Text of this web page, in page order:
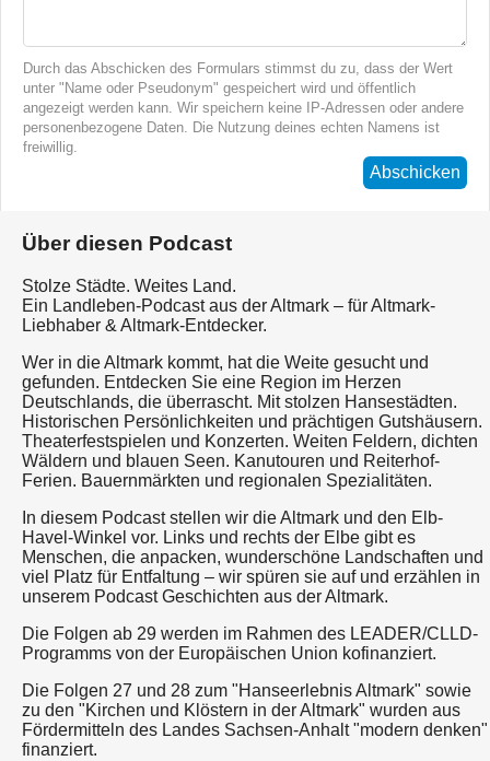
Durch das Abschicken des Formulars stimmst du zu, dass der Wert
unter "Name oder Pseudonym" gespeichert wird und öffentlich
angezeigt werden kann. Wir speichern keine IP-Adressen oder andere
personenbezogene Daten. Die Nutzung deines echten Namens ist
freiwillig.
Abschicken
Über diesen Podcast
Stolze Städte. Weites Land.
Ein Landleben-Podcast aus der Altmark – für Altmark-
Liebhaber & Altmark-Entdecker.
Wer in die Altmark kommt, hat die Weite gesucht und
gefunden. Entdecken Sie eine Region im Herzen
Deutschlands, die überrascht. Mit stolzen Hansestädten.
Historischen Persönlichkeiten und prächtigen Gutshäusern.
Theaterfestspielen und Konzerten. Weiten Feldern, dichten
Wäldern und blauen Seen. Kanutouren und Reiterhof-
Ferien. Bauernmärkten und regionalen Spezialitäten.
In diesem Podcast stellen wir die Altmark und den Elb-
Havel-Winkel vor. Links und rechts der Elbe gibt es
Menschen, die anpacken, wunderschöne Landschaften und
viel Platz für Entfaltung – wir spüren sie auf und erzählen in
unserem Podcast Geschichten aus der Altmark.
Die Folgen ab 29 werden im Rahmen des LEADER/CLLD-
Programms von der Europäischen Union kofinanziert.
Die Folgen 27 und 28 zum "Hanseerlebnis Altmark" sowie
zu den "Kirchen und Klöstern in der Altmark" wurden aus
Fördermitteln des Landes Sachsen-Anhalt "modern denken"
finanziert.